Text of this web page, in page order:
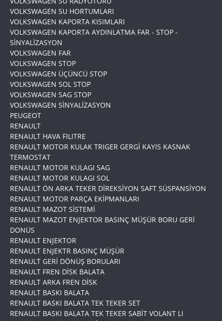
VOLKSWAGEN SU HORTUMLARI
VOLKSWAGEN KAPORTA KISIMLARI
VOLKSWAGEN KAPORTA AYDINLATMA FAR - STOP -
SİNYALİZASYON
VOLKSWAGEN FAR
VOLKSWAGEN STOP
VOLKSWAGEN ÜÇÜNCÜ STOP
VOLKSWAGEN SOL STOP
VOLKSWAGEN SAG STOP
VOLKSWAGEN SİNYALİZASYON
PEUGEOT
RENAULT
RENAULT HAVA FILITRE
RENAULT MOTOR KULAK TRIGER GERGİ KAYIS KASNAK
TERMOSTAT
RENAULT MOTOR KULAGI SAG
RENAULT MOTOR KULAGI SOL
RENAULT ÖN ARKA TEKER DİREKSİYON SAFT SÜSPANSİYON
RENAULT MOTOR PARÇA EKİPMANLARI
RENAULT MAZOT SİSTEMİ
RENAULT MAZOT ENJEKTOR BASINÇ MÜŞÜR BORU GERİ
DONÜS
RENAULT ENJEKTOR
RENAULT ENJEKTR BASINÇ MÜŞÜR
RENAULT GERİ DÖNÜŞ BORULARI
RENAULT FREN DİSK BALATA
RENAULT ARKA FREN DİSK
RENAULT BASKI BALATA
RENAULT BASKI BALATA TEK TEKER SET
RENAULT BASKI BALATA TEK TEKER SABİT VOLANT LI